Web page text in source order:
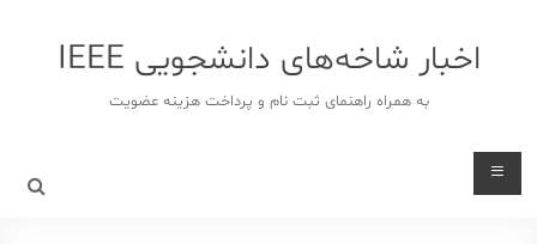
اخبار شاخه‌های دانشجویی IEEE
به همراه راهنمای ثبت نام و پرداخت هزینه عضویت